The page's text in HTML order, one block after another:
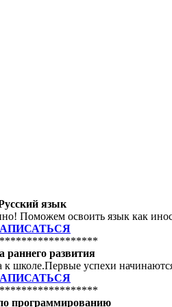
язык
Поможем освоить язык как
развития
школе.Первые успехи
программированию